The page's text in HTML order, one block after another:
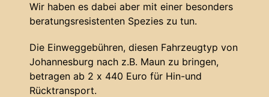
Wir haben es dabei aber mit einer besonders
beratungsresistenten Spezies zu tun.
Die Einweggebühren, diesen Fahrzeugtyp von
Johannesburg nach z.B. Maun zu bringen,
betragen ab 2 x 440 Euro für Hin-und
Rücktransport.